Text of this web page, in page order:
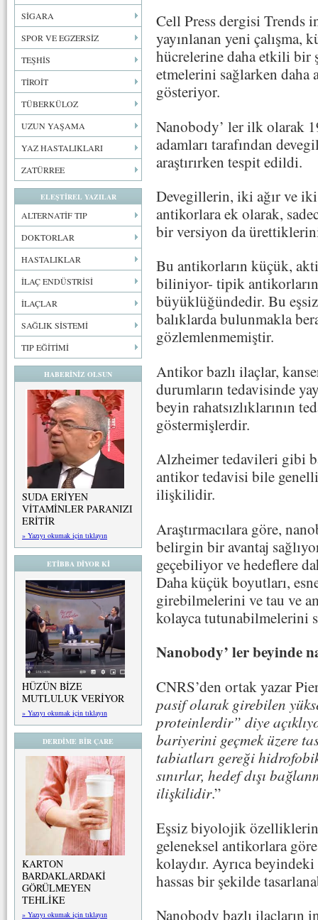
SİGARA
SPOR VE EGZERSİZ
TEŞHİS
TİROİT
TÜBERKÜLOZ
UZUN YAŞAMA
YAZ HASTALIKLARI
ZATÜRREE
ELEŞTİREL YAZILAR
ALTERNATİF TIP
DOKTORLAR
HASTALIKLAR
İLAÇ ENDÜSTRİSİ
İLAÇLAR
SAĞLIK SİSTEMİ
TIP EĞİTİMİ
HABERİNİZ OLSUN
SUDA ERİYEN
VİTAMİNLER PARANIZI
ERİTİR
» Yazıyı okumak için tıklayın
ETİBBA DİYOR Kİ
HÜZÜN BİZE
MUTLULUK VERİYOR
» Yazıyı okumak için tıklayın
DERDİME BİR ÇARE
KARTON
BARDAKLARDAKİ
GÖRÜLMEYEN
TEHLİKE
» Yazıyı okumak için tıklayın
Cell Press dergisi Trends
yayınlanan yeni çalışma,
hücrelerine daha etkili bir
etmelerini sağlarken daha
gösteriyor.
Nanobody’ ler ilk olarak
adamları tarafından
araştırırken tespit edildi.
Devegillerin, iki ağır ve
antikorlara ek olarak,
bir versiyon da
Bu antikorların küçük,
biliniyor- tipik
büyüklüğündedir. Bu
balıklarda bulunmakla
gözlemlenmemiştir.
Antikor bazlı ilaçlar,
durumların tedavisinde
beyin rahatsızlıklarının
göstermişlerdir.
Alzheimer tedavileri gibi
antikor tedavisi bile
ilişkilidir.
Araştırmacılara göre,
belirgin bir avantaj
geçebiliyor ve hedeflere
Daha küçük boyutları,
girebilmelerini ve tau ve
kolayca tutunabilmelerini
Nanobody’ ler beyinde
CNRS’den ortak yazar
pasif olarak girebilen
proteinlerdir” diye
bariyerini geçmek üzere
tabiatları gereği
sınırlar, hedef dışı
ilişkilidir.”
Eşsiz biyolojik
geleneksel antikorlara
kolaydır. Ayrıca
hassas bir şekilde
Nanobody bazlı ilaçların